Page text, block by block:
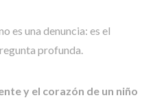
es una denuncia: es el
profunda.
y el corazón de un niño